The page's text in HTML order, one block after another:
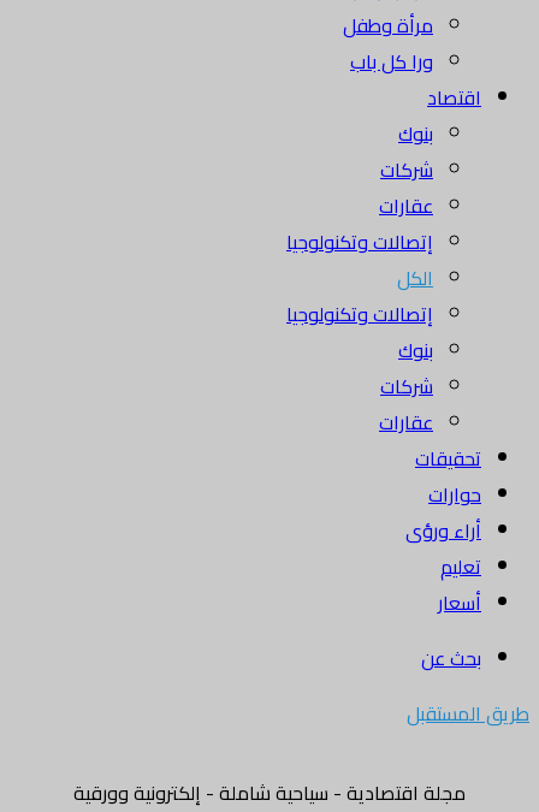
مرأة وطفل
ورا كل باب
اقتصاد
بنوك
شركات
عقارات
إتصالات وتكنولوجيا
الكل
إتصالات وتكنولوجيا
بنوك
شركات
عقارات
تحقيقات
حوارات
أراء ورؤى
تعليم
أسعار
بحث عن
طريق المستقبل
مجلة اقتصادية - سياحية شاملة - إلكترونية وورقية